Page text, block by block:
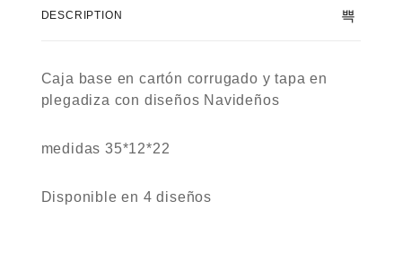
DESCRIPTION
Caja base en cartón corrugado y tapa en
plegadiza con diseños Navideños
medidas 35*12*22
Disponible en 4 diseños